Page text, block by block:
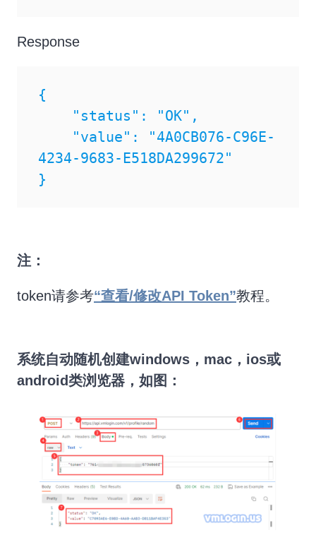
Response
{
4234-9683-E518DA299672"
注：
token请参考“查看/修改API Token”教程。
系统自动随机创建windows ， mac ， ios或
android类浏览器，如图：